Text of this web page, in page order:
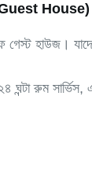
Guest House)
গেস্ট হাউজ।
ঘন্টা রুম